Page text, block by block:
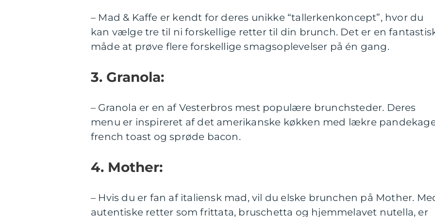
– Mad & Kaffe er kendt for deres unikke “tallerkenkoncept”, hvor du
kan vælge tre til ni forskellige retter til din brunch. Det er en
måde at prøve flere forskellige smagsoplevelser på én gang.
3. Granola:
– Granola er en af Vesterbros mest populære brunchsteder. Deres
menu er inspireret af det amerikanske køkken med lækre
french toast og sprøde bacon.
4. Mother:
– Hvis du er fan af italiensk mad, vil du elske brunchen på Mother.
autentiske retter som frittata, bruschetta og hjemmelavet nutella, er